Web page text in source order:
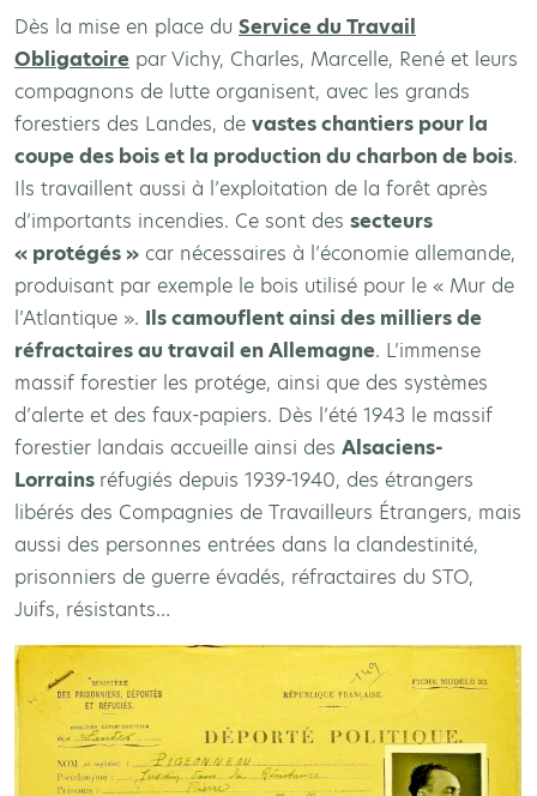
Dès la mise en place du Service du Travail
Obligatoire par Vichy, Charles, Marcelle, René et leurs
compagnons de lutte organisent, avec les grands
forestiers des Landes, de vastes chantiers pour la
coupe des bois et la production du charbon de bois.
Ils travaillent aussi à l’exploitation de la forêt après
d’importants incendies. Ce sont des secteurs
« protégés » car nécessaires à l’économie allemande,
produisant par exemple le bois utilisé pour le « Mur de
l’Atlantique ». Ils camouflent ainsi des milliers de
réfractaires au travail en Allemagne. L’immense
massif forestier les protége, ainsi que des systèmes
d’alerte et des faux-papiers. Dès l’été 1943 le massif
forestier landais accueille ainsi des Alsaciens-
Lorrains réfugiés depuis 1939-1940, des étrangers
libérés des Compagnies de Travailleurs Étrangers, mais
aussi des personnes entrées dans la clandestinité,
prisonniers de guerre évadés, réfractaires du STO,
Juifs, résistants…